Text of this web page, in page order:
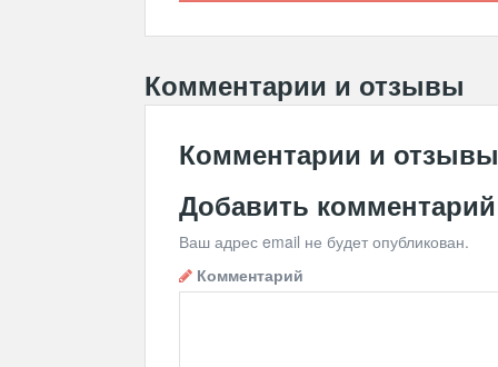
Комментарии и отзывы
Комментарии и отзывы
Добавить комментарий
Ваш адрес email не будет опубликован.
Комментарий